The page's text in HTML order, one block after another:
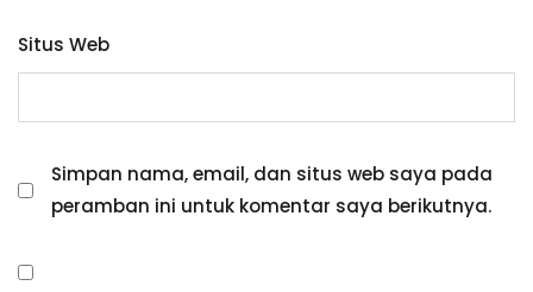
Situs Web
Simpan nama, email, dan situs web saya pada
peramban ini untuk komentar saya berikutnya.